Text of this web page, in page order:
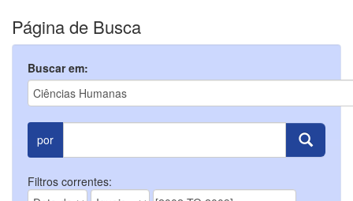
Página de Busca
Buscar em:
por
Filtros correntes: